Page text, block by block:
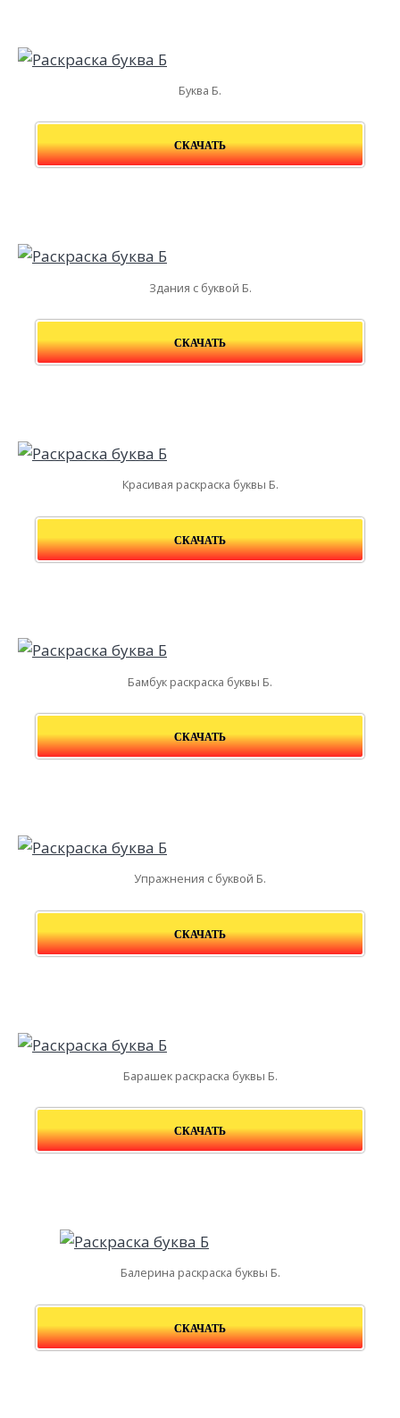
Буква Б.
СКАЧАТЬ
Здания с буквой Б.
СКАЧАТЬ
Красивая раскраска буквы Б.
СКАЧАТЬ
Бамбук раскраска буквы Б.
СКАЧАТЬ
Упражнения с буквой Б.
СКАЧАТЬ
Барашек раскраска буквы Б.
СКАЧАТЬ
Балерина раскраска буквы Б.
СКАЧАТЬ